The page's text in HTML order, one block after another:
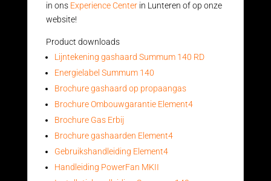
in ons Experience Centerin Lunteren of op onze
website!
Product downloads
Lijntekening gashaard Summum 140 RD
Energielabel Summum 140
Brochure gashaard op propaangas
Brochure Ombouwgarantie Element4
Brochure Gas Erbij
Brochure gashaarden Element4
Gebruikshandleiding Element4
Handleiding PowerFan MKII